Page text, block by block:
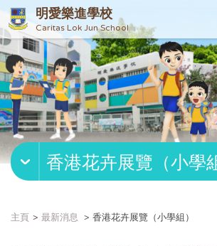
明愛樂進學校
Caritas Lok Jun School
香港花卉展覽（小學
主頁 最新消息 香港花卉展覽（小學組）